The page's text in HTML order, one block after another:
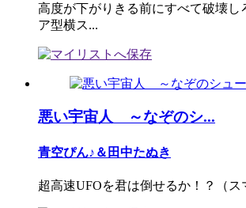
高度が下がりきる前にすべて破壊し
ア型横ス...
悪い宇宙人 ～なぞのシ...
青空ぴん♪＆田中たぬき
超高速UFOを君は倒せるか！？（ス